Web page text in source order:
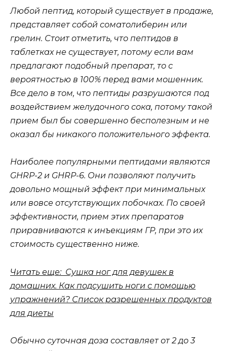
Любой пептид, который существует в продаже,
представляет собой соматолиберин или
грелин. Стоит отметить, что пептидов в
таблетках не существует, потому если вам
предлагают подобный препарат, то с
вероятностью в 100% перед вами мошенник.
Все дело в том, что пептиды разрушаются под
воздействием желудочного сока, потому такой
прием был бы совершенно бесполезным и не
оказал бы никакого положительного эффекта.
Наиболее популярными пептидами являются
GHRP-2 и GHRP-6. Они позволяют получить
довольно мощный эффект при минимальных
или вовсе отсутствующих побочках. По своей
эффективности, прием этих препаратов
приравниваются к инъекциям ГР, при это их
стоимость существенно ниже.
Читать еще: Сушка ног для девушек в
домашних. Как подсушить ноги с помощью
упражнений? Список разрешенных продуктов
для диеты
Обычно суточная доза составляет от 2 до 3